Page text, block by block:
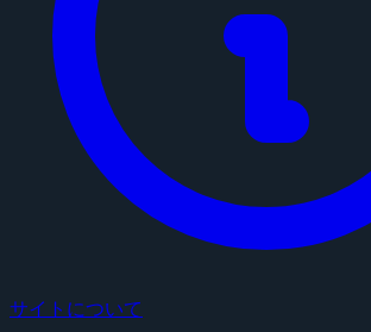
サイトについて